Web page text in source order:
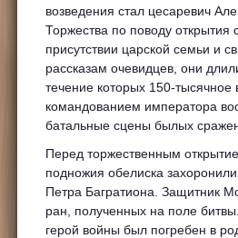
возведения стал цесаревич
Торжества по поводу открытия
присутствии царской семьи и
рассказам очевидцев, они
течение которых 150-тысячное
командованием императора
батальные сцены былых
Перед торжественным
подножия обелиска захоронили
Петра Багратиона. Защитник
ран, полученных на поле
герой войны был погребен в